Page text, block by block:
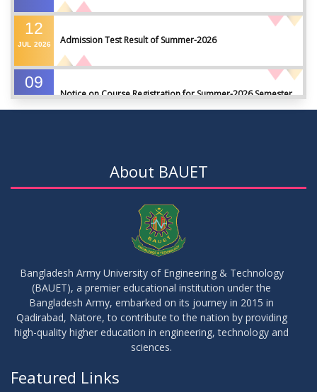
12
JUL 2026 Admission Test Result of Summer-2026
09
Notice on Course Registration for Summer-2026 Semester
05
Notice on Adherence to University Rules and Discipline
17
JUN 2026
Notice on Adherence to the New Dress Code for the
Students
About BAUET
Bangladesh Army University of Engineering & Technology
(BAUET), a premier educational institution under the
Bangladesh Army, embarked on its journey in 2015 in
Qadirabad, Natore, to contribute to the nation by providing
high-quality higher education in engineering, technology and
sciences.
Featured Links